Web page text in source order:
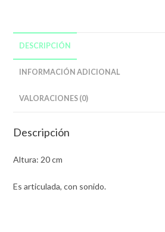
DESCRIPCIÓN
INFORMACIÓN ADICIONAL
VALORACIONES (0)
Descripción
Altura: 20 cm
Es articulada, con sonido.